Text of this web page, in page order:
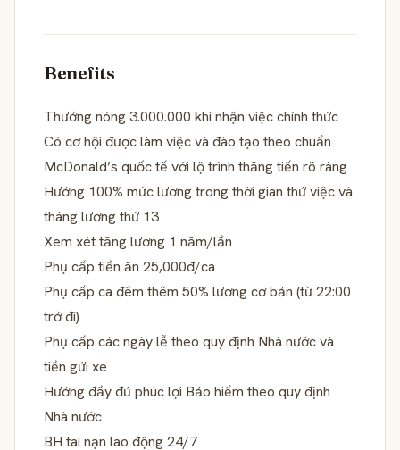
Benefits
Thưởng nóng 3.000.000 khi nhận việc chính thức
Có cơ hội được làm việc và đào tạo theo chuẩn
McDonald’s quốc tế với lộ trình thăng tiến rõ ràng
Hưởng 100% mức lương trong thời gian thử việc và
tháng lương thứ 13
Xem xét tăng lương 1 năm/lần
Phụ cấp tiền ăn 25,000đ/ca
Phụ cấp ca đêm thêm 50% lương cơ bản (từ 22:00
trở đi)
Phụ cấp các ngày lễ theo quy định Nhà nước và
tiền gửi xe
Hưởng đầy đủ phúc lợi Bảo hiểm theo quy định
Nhà nước
BH tai nạn lao động 24/7